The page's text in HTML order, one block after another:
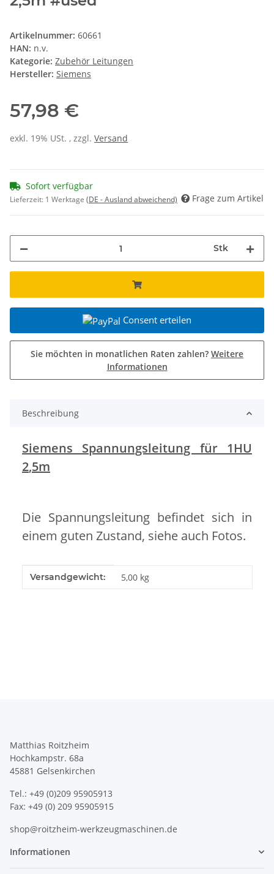
Artikelnummer: 60661
HAN: n.v.
Kategorie: Zubehör Leitungen
Hersteller: Siemens
57,98 €
exkl. 19% USt. , zzgl. Versand
Sofort verfügbar
Lieferzeit: 1 Werktage (DE - Ausland abweichend) Frage zum Artikel
Stk
Consent erteilen
Sie möchten in monatlichen Raten zahlen? Weitere
Informationen
Beschreibung
Siemens Spannungsleitung für 1HU
2,5m
Die Spannungsleitung befindet sich in
einem guten Zustand, siehe auch Fotos.
Produkteigenschaft
Wert
Versandgewicht: 5,00 kg
Matthias Roitzheim
Hochkampstr. 68a
45881 Gelsenkirchen
Tel.: +49 (0)209 95905913
Fax: +49 (0) 209 95905915
shop@roitzheim-werkzeugmaschinen.de
Informationen